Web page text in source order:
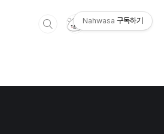
Nahwasa 구독하기